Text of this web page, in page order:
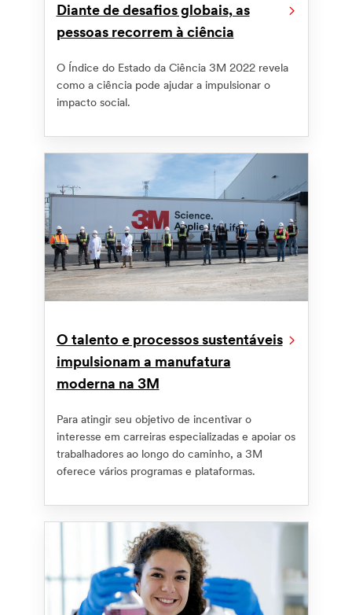
Diante de desafios globais, as
pessoas recorrem à ciência
O Índice do Estado da Ciência 3M 2022 revela
como a ciência pode ajudar a impulsionar o
impacto social.
O talento e processos sustentáveis
impulsionam a manufatura
moderna na 3M
Para atingir seu objetivo de incentivar o
interesse em carreiras especializadas e apoiar os
trabalhadores ao longo do caminho, a 3M
oferece vários programas e plataformas.